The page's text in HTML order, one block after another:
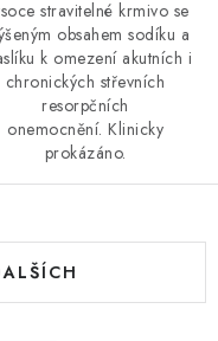
stravitelné krmivo se
obsahem sodíku a
k omezení akutních i
chronických střevních
resorpčních
onemocnění. Klinicky
prokázáno.